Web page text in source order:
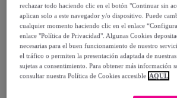
319,00 € -20 %
Compra rápida
rechazar todo haciendo clic en el botón "Continuar sin
aplican solo a este navegador y/o dispositivo. Puede
cualquier momento haciendo clic en el enlace
enlace "Política de Privacidad". Algunas Cookies
necesarias para el buen funcionamiento de nuestro
el tráfico o permiten la presentación adaptada de
sujetas a consentimiento. Para obtener más información
consultar nuestra Política de Cookies accesible AQUÍ.